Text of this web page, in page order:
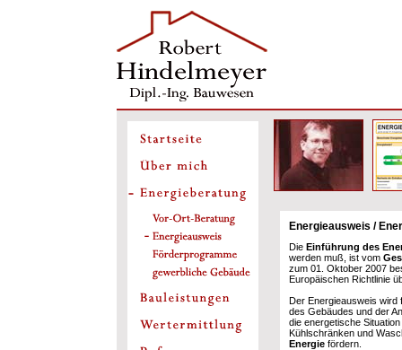
Energieausweis /
Die Einführung des
werden muß, ist vom
zum 01. Oktober 2007
Europäischen Richtlinie
Der Energieausweis wird
des Gebäudes und der
die energetische
Kühlschränken und
Energie fördern.